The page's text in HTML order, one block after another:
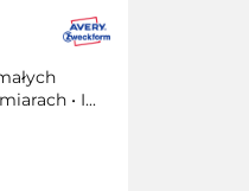
• I...